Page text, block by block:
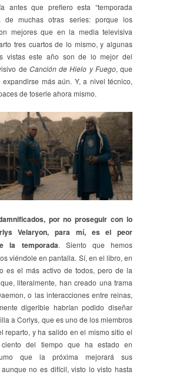
antes que prefiero esta “temporada
de muchas otras series: porque los
mejores que en la media televisiva
tres cuartos de lo mismo, y algunas
vistas este año son de lo mejor del
de Canción de Hielo y Fuego, que
más aún. Y, a nivel técnico,
de toserle ahora mismo.
por no proseguir con lo
Velaryon, para mí, es el peor
la temporada. Siento que hemos
viéndole en pantalla. Sí, en el libro, en
es el más activo de todos, pero de la
literalmente, han creado una trama
o las interacciones entre reinas,
digerible habrían podido diseñar
a Corlys, que es uno de los miembros
reparto, y ha salido en el mismo sitio el
del tiempo que ha estado en
que la próxima mejorará sus
no es difícil, visto lo visto hasta